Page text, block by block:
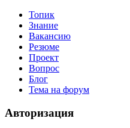
Топик
Знание
Вакансию
Резюме
Проект
Вопрос
Блог
Тема на форум
Авторизация